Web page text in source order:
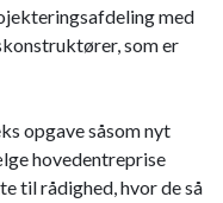
med
som er
opgave såsom nyt
hovedentreprise
til rådighed, hvor de så